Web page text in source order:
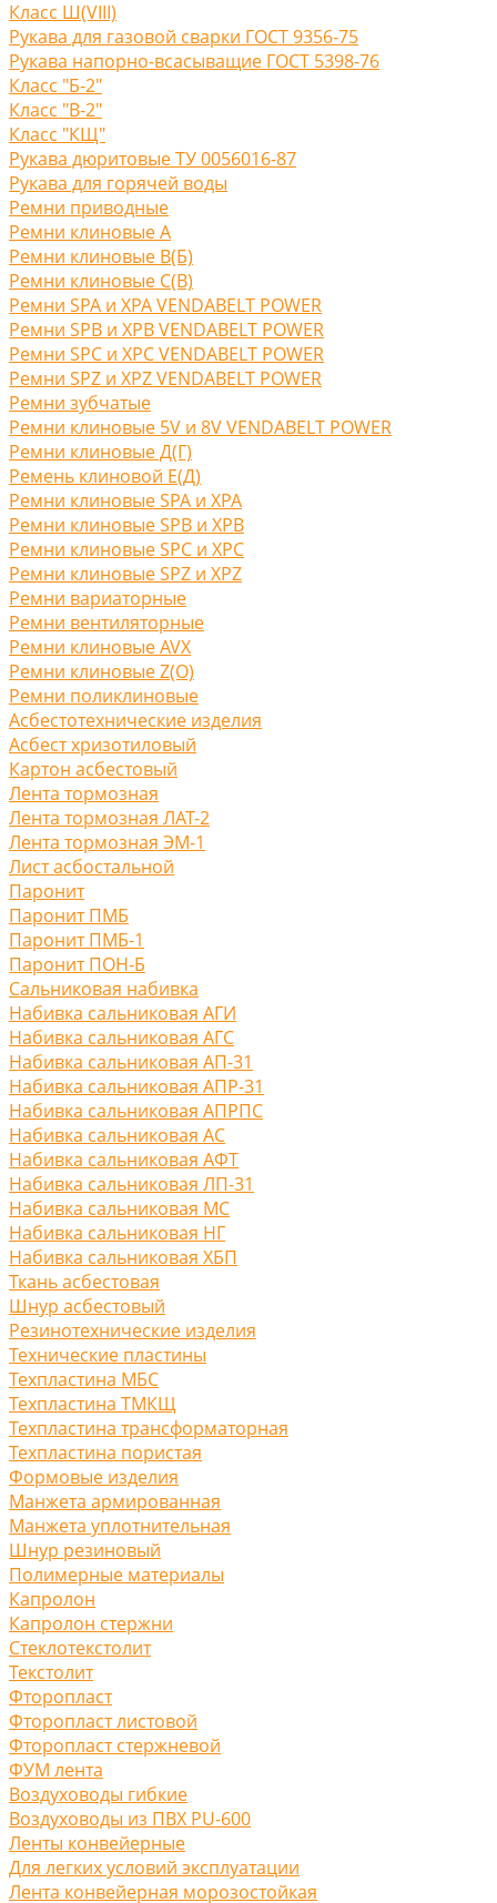
Класс Ш(VIII)
Рукава для газовой сварки ГОСТ 9356-75
Рукава напорно-всасыващие ГОСТ 5398-76
Класс "Б-2"
Класс "В-2"
Класс "КЩ"
Рукава дюритовые ТУ 0056016-87
Рукава для горячей воды
Ремни приводные
Ремни клиновые A
Ремни клиновые В(Б)
Ремни клиновые С(B)
Ремни SPA и XPA VENDABELT POWER
Ремни SPB и XPB VENDABELT POWER
Ремни SPC и XPC VENDABELT POWER
Ремни SPZ и XPZ VENDABELT POWER
Ремни зубчатые
Ремни клиновые 5V и 8V VENDABELT POWER
Ремни клиновые Д(Г)
Ремень клиновой Е(Д)
Ремни клиновые SPA и XPA
Ремни клиновые SPB и XPB
Ремни клиновые SPC и XPC
Ремни клиновые SPZ и XPZ
Ремни вариаторные
Ремни вентиляторные
Ремни клиновые AVX
Ремни клиновые Z(O)
Ремни поликлиновые
Асбестотехнические изделия
Асбест хризотиловый
Картон асбестовый
Лента тормозная
Лента тормозная ЛАТ-2
Лента тормозная ЭМ-1
Лист асбостальной
Паронит
Паронит ПМБ
Паронит ПМБ-1
Паронит ПОН-Б
Сальниковая набивка
Набивка сальниковая АГИ
Набивка сальниковая АГС
Набивка сальниковая АП-31
Набивка сальниковая АПР-31
Набивка сальниковая АПРПС
Набивка сальниковая АС
Набивка сальниковая АФТ
Набивка сальниковая ЛП-31
Набивка сальниковая МС
Набивка сальниковая НГ
Набивка сальниковая ХБП
Ткань асбестовая
Шнур асбестовый
Резинотехнические изделия
Технические пластины
Техпластина МБС
Техпластина ТМКЩ
Техпластина трансформаторная
Техпластина пористая
Формовые изделия
Манжета армированная
Манжета уплотнительная
Шнур резиновый
Полимерные материалы
Капролон
Капролон стержни
Стеклотекстолит
Текстолит
Фторопласт
Фторопласт листовой
Фторопласт стержневой
ФУМ лента
Воздуховоды гибкие
Воздуховоды из ПВХ PU-600
Ленты конвейерные
Для легких условий эксплуатации
Лента конвейерная морозостойкая